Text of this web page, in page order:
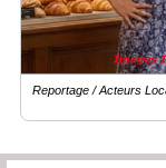
Reportage / Acteurs